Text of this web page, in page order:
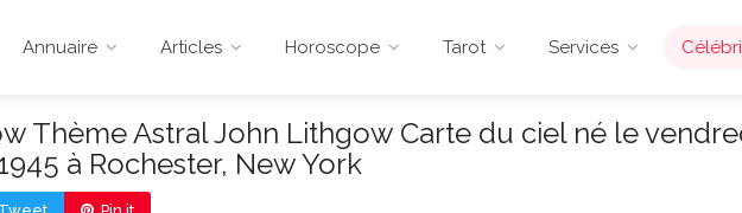
Annuaire Articles Horoscope Tarot Services
Thème Astral John Lithgow Carte du ciel né le
à Rochester, New York